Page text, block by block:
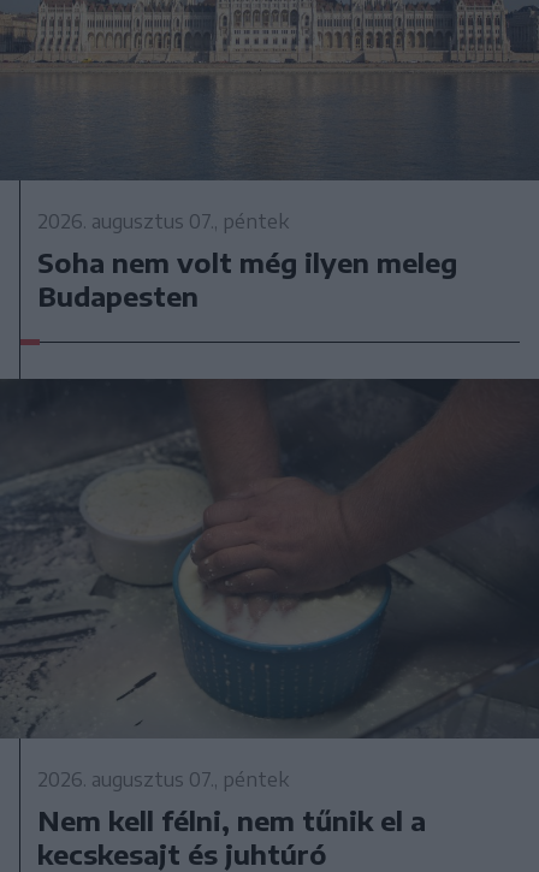
2026. augusztus 07., péntek
Soha nem volt még ilyen meleg
Budapesten
2026. augusztus 07., péntek
Nem kell félni, nem tűnik el a
kecskesajt és juhtúró